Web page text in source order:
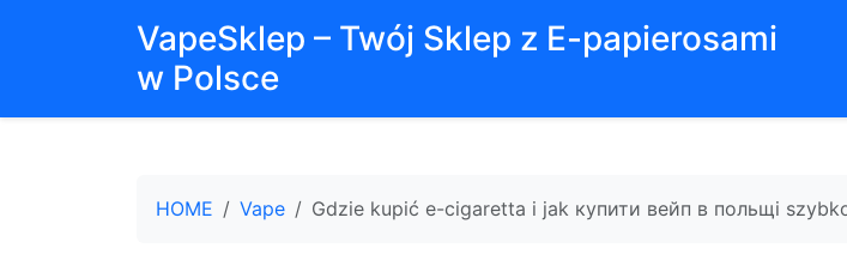
VapeSklep – Twój Sklep z E-papierosami
w Polsce
HOME Vape Gdzie kupić e-cigaretta i jak купити вейп в польщі